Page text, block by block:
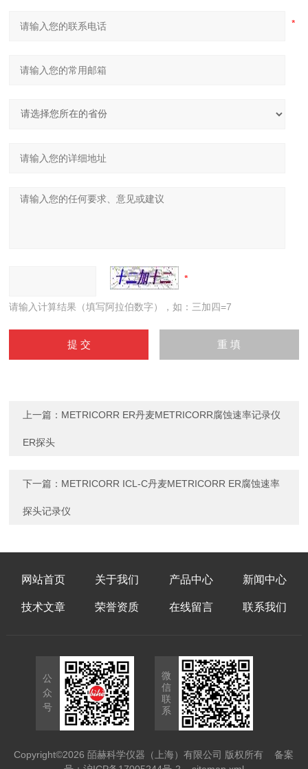
请输入计算结果（填写阿拉伯数字），如：三加四=7
上一篇： METRICORR ER丹麦METRICORR腐蚀速率记录仪
ER探头
下一篇： METRICORR ICL-C丹麦METRICORR ER腐蚀速率
探头记录仪
网站首页 关于我们 产品中心 新闻中心
技术文章 荣誉资质 在线留言 联系我们
公
众
号
微
信
联
系
Copyright©2026 皕赫科学仪器（上海）有限公司 版权所有备案